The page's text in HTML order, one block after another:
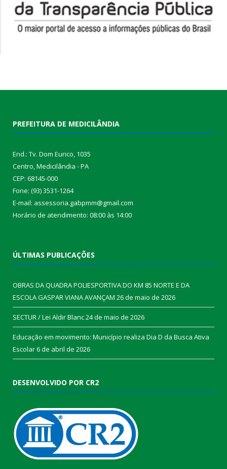
PREFEITURA DE MEDICILÂNDIA
End.: Tv. Dom Eurico, 1035
Centro, Medicilândia - PA
CEP: 68145-000
Fone: (93) 3531-1264
E-mail: assessoria.gabpmm@gmail.com
Horário de atendimento: 08:00 às 14:00
ÚLTIMAS PUBLICAÇÕES
OBRAS DA QUADRA POLIESPORTIVA DO KM 85 NORTE E DA
ESCOLA GASPAR VIANA AVANÇAM 26 de maio de 2026
SECTUR / Lei Aldir Blanc24 de maio de 2026
Educação em movimento: Município realiza Dia D da Busca Ativa
Escolar6 de abril de 2026
DESENVOLVIDO POR CR2